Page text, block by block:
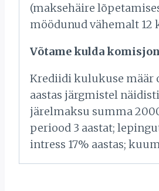
(maksehäire
möödunud vähemalt 12
Võtame kulda
Krediidi kulukuse määr
aastas järgmistel
järelmaksu summa
periood 3 aastat;
intress 17% aastas;